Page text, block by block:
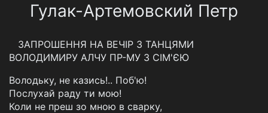
Гулак-Артемовский Петр
ЗАПРОШЕННЯ НА ВЕЧІР З ТАНЦЯМИ
ВОЛОДИМИРУ АЛЧУ ПР-МУ З СІМ'ЄЮ
Володьку, не казись!.. Поб'ю!
Послухай раду ти мою!
Коли не преш зо мною в сварку,